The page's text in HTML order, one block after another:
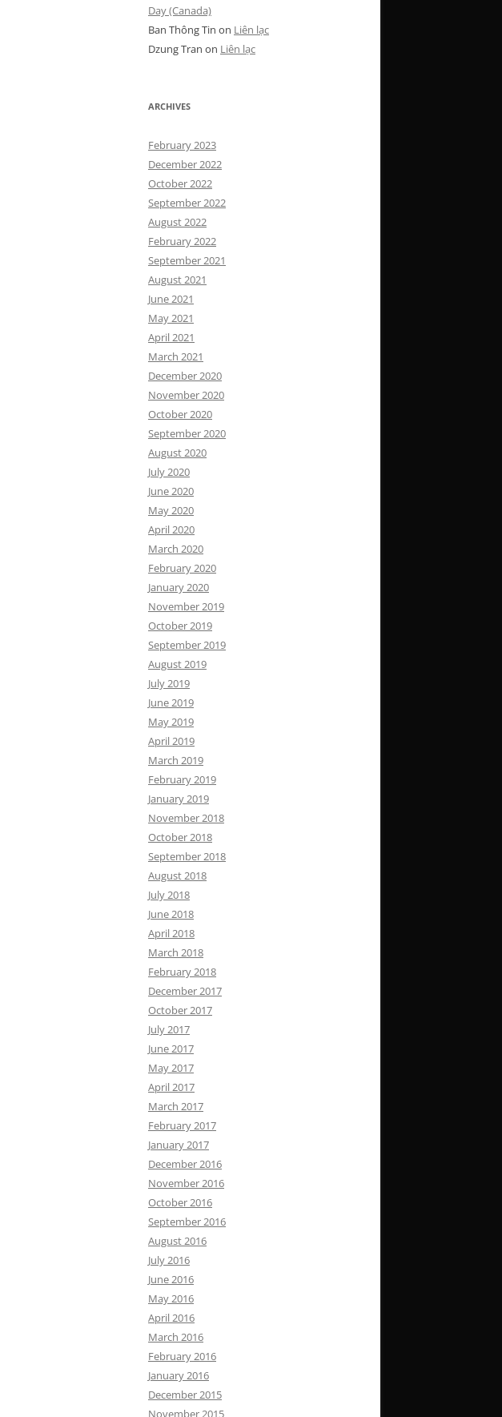
Day (Canada)
Ban Thông Tin on Liên lạc
Dzung Tran on Liên lạc
ARCHIVES
February 2023
December 2022
October 2022
September 2022
August 2022
February 2022
September 2021
August 2021
June 2021
May 2021
April 2021
March 2021
December 2020
November 2020
October 2020
September 2020
August 2020
July 2020
June 2020
May 2020
April 2020
March 2020
February 2020
January 2020
November 2019
October 2019
September 2019
August 2019
July 2019
June 2019
May 2019
April 2019
March 2019
February 2019
January 2019
November 2018
October 2018
September 2018
August 2018
July 2018
June 2018
April 2018
March 2018
February 2018
December 2017
October 2017
July 2017
June 2017
May 2017
April 2017
March 2017
February 2017
January 2017
December 2016
November 2016
October 2016
September 2016
August 2016
July 2016
June 2016
May 2016
April 2016
March 2016
February 2016
January 2016
December 2015
November 2015